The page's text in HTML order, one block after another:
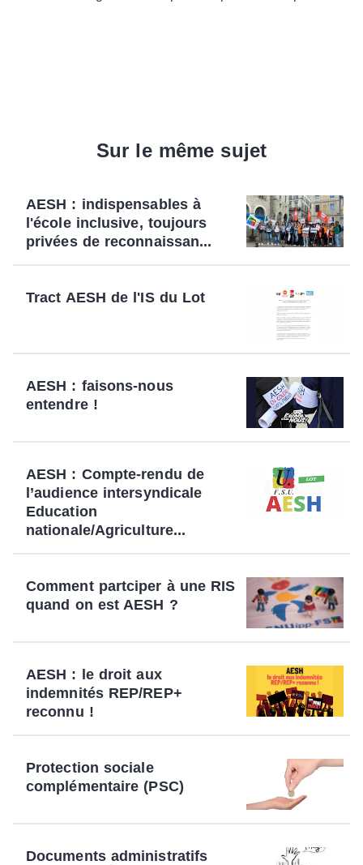
Sur le même sujet
AESH : indispensables à
l'école inclusive, toujours
privées de reconnaissan...
Tract AESH de l'IS du Lot
AESH : faisons-nous
entendre !
AESH : Compte-rendu de
l’audience intersyndicale
Education
nationale/Agriculture...
Comment partciper à une RIS
quand on est AESH ?
AESH : le droit aux
indemnités REP/REP+
reconnu !
Protection sociale
complémentaire (PSC)
Documents administratifs